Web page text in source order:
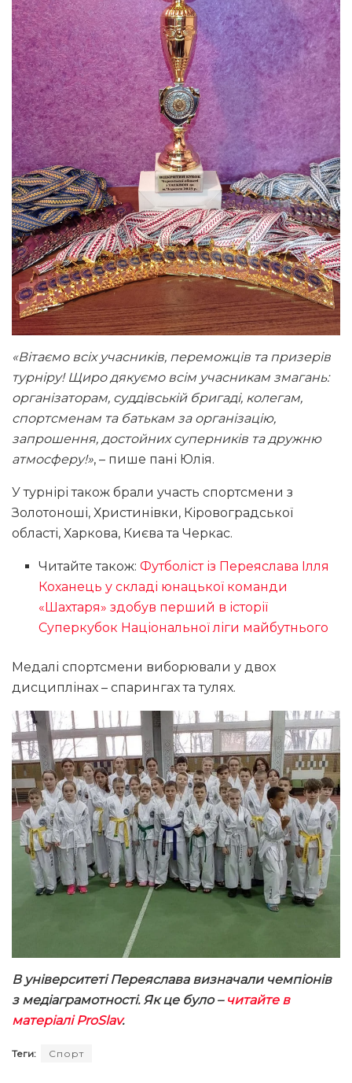
«Вітаємо всіх учасників, переможців та призерів
турніру! Щиро дякуємо всім учасникам змагань:
організаторам, суддівській бригаді, колегам,
спортсменам та батькам за організацію,
запрошення, достойних суперників та дружню
атмосферу!», – пише пані Юлія.
У турнірі також брали участь спортсмени з
Золотоноші, Христинівки, Кіровоградської
області, Харкова, Києва та Черкас.
Читайте також:Футболіст із Переяслава Ілля
Коханець у складі юнацької команди
«Шахтаря» здобув перший в історії
Суперкубок Національної ліги майбутнього
Медалі спортсмени виборювали у двох
дисциплінах – спарингах та тулях.
В університеті Переяслава визначали чемпіонів
з медіаграмотності. Як це було – читайте в
матеріалі ProSlav.
Теги: Спорт